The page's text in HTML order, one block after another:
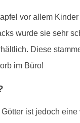
vor allem
wurde sie sehr
Diese
im Büro!
ist jedoch